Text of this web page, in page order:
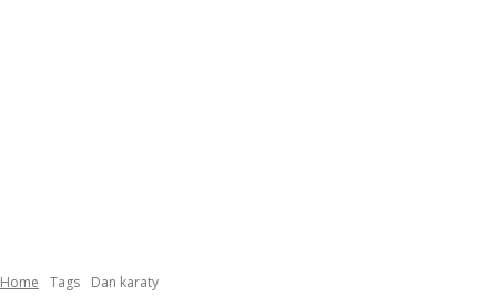
Home Tags Dan karaty